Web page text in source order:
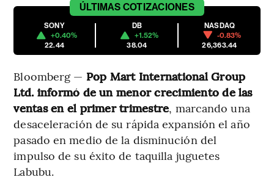
ÚLTIMAS COTIZACIONES
SONY
+0.40%
22.44
DB
+1.52%
38.04
NASDAQ
-0.83%
26,363.44
Bloomberg — Pop Mart International Group
Ltd. informó de un menor crecimiento de las
ventas en el primer trimestre, marcando una
desaceleración de su rápida expansión el año
pasado en medio de la disminución del
impulso de su éxito de taquilla juguetes
Labubu.